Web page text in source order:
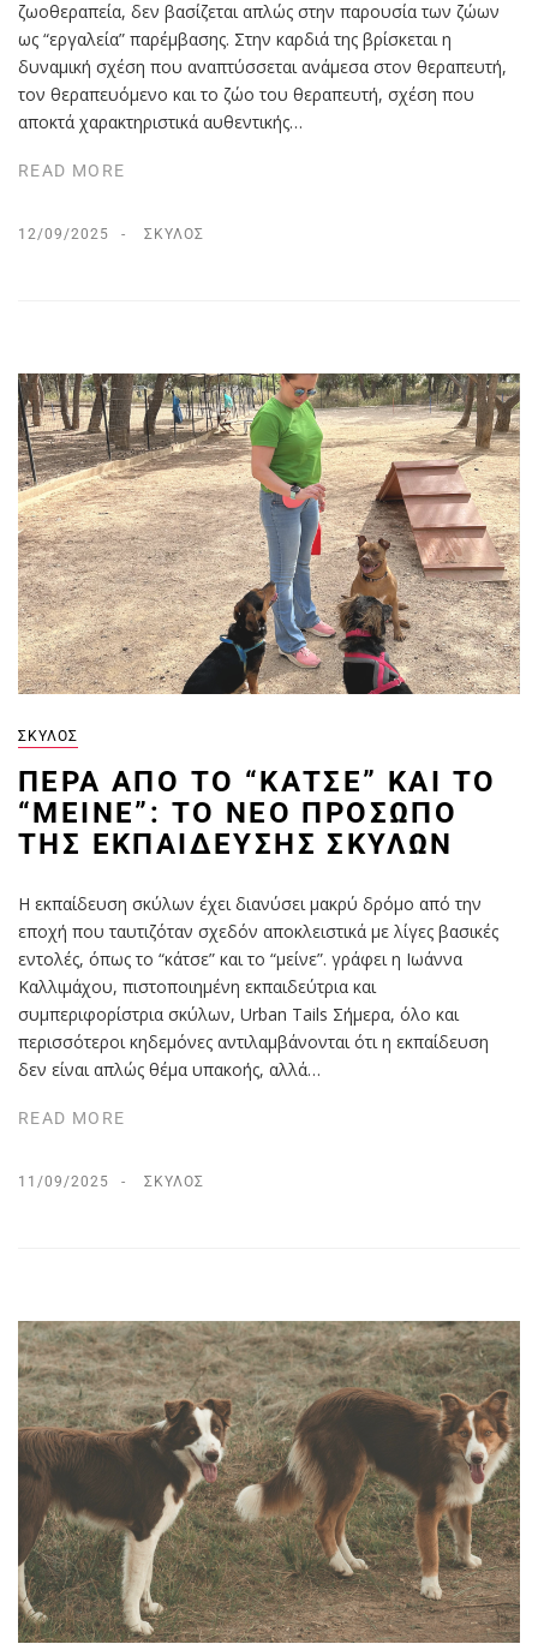
ζωοθεραπεία, δεν βασίζεται απλώς στην παρουσία των ζώων
ως “εργαλεία” παρέμβασης. Στην καρδιά της βρίσκεται η
δυναμική σχέση που αναπτύσσεται ανάμεσα στον θεραπευτή,
τον θεραπευόμενο και το ζώο του θεραπευτή, σχέση που
αποκτά χαρακτηριστικά αυθεντικής…
READ MORE
12/09/2025 ΣΚΎΛΟΣ
ΣΚΎΛΟΣ
ΠΈΡΑ ΑΠΌ ΤΟ “ΚΆΤΣΕ” ΚΑΙ ΤΟ
“ΜΕΊΝΕ”: ΤΟ ΝΈΟ ΠΡΌΣΩΠΟ
ΤΗΣ ΕΚΠΑΊΔΕΥΣΗΣ ΣΚΎΛΩΝ
Η εκπαίδευση σκύλων έχει διανύσει μακρύ δρόμο από την
εποχή που ταυτιζόταν σχεδόν αποκλειστικά με λίγες βασικές
εντολές, όπως το “κάτσε” και το “μείνε”. γράφει η Ιωάννα
Καλλιμάχου, πιστοποιημένη εκπαιδεύτρια και
συμπεριφορίστρια σκύλων, Urban Tails Σήμερα, όλο και
περισσότεροι κηδεμόνες αντιλαμβάνονται ότι η εκπαίδευση
δεν είναι απλώς θέμα υπακοής, αλλά…
READ MORE
11/09/2025 ΣΚΎΛΟΣ